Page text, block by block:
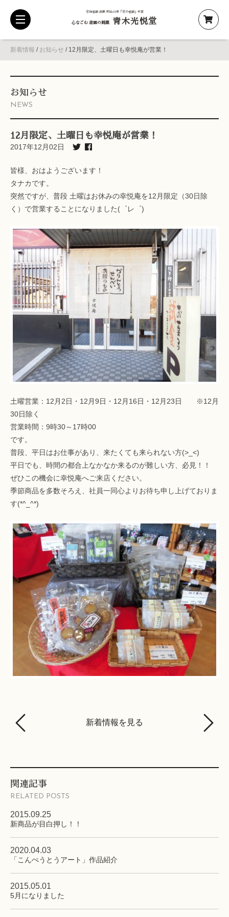
京都老舗 創業 明治25年「京の老舗」受賞
心なごむ 故郷の銘菓 青木光悦堂
toggle
navigation
新着情報 / お知らせ / 12月限定、土曜日も幸悦庵が営業！
お知らせ
NEWS
12月限定、土曜日も幸悦庵が営業！
2017年12月02日
皆様、おはようございます！
タナカです。
突然ですが、普段 土曜はお休みの幸悦庵を12月限定（30日除
く）で営業することになりました(゜レ゜)
土曜営業：12月2日・12月9日・12月16日・12月23日 ※12月
30日除く
営業時間：9時30～17時00
です。
普段、平日はお仕事があり、来たくても来られない方(>_<)
平日でも、時間の都合上なかなか来るのが難しい方、必見！！
ぜひこの機会に幸悦庵へご来店ください。
季節商品を多数そろえ、社員一同心よりお待ち申し上げておりま
す(*^_^*)
新着情報を見る
関連記事
RELATED POSTS
2015.09.25
新商品が目白押し！！
2020.04.03
「こんぺうとうアート」作品紹介
2015.05.01
5月になりました